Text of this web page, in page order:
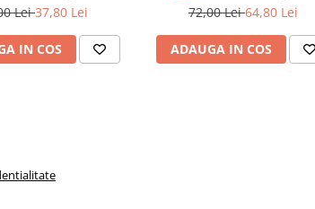
Lei37,80 Lei
IN COS
72,00 Lei64,80 Lei
ADAUGA IN COS